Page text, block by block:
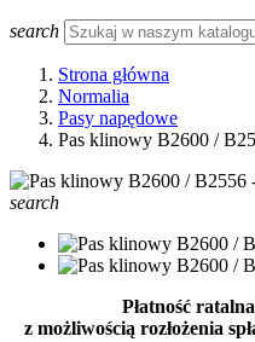
search
Strona główna
Normalia
Pasy napędowe
Pas klinowy B2600 /
search
Płatność
z możliwością rozłożenia